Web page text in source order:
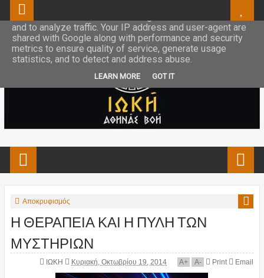
Αποκρυφισμός
Η ΘΕΡΑΠΕΙΑ ΚΑΙ Η ΠΥΛΗ ΤΩΝ
ΜΥΣΤΗΡΙΩΝ
ΙΩΚΗ Κυριακή, Οκτωβρίου 19, 2014 A+ A- Print Email
This site uses cookies from Google to deliver its services
and to analyze traffic. Your IP address and user-agent are
shared with Google along with performance and security
metrics to ensure quality of service, generate usage
statistics, and to detect and address abuse.
LEARN MORE GOT IT